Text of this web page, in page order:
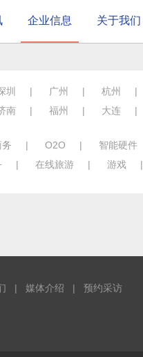
企业信息 关于我们
圳 | 广州 | 杭州 |
南 | 福州 | 大连 |
| O2O | 智能硬件
| 在线旅游 | 游戏 |
| 媒体介绍 | 预约采访